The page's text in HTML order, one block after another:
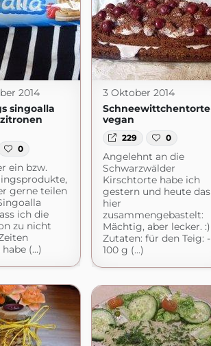
2014
singoalla
0
ein bzw.
gerne teilen
ich die
zu nicht
(...)
3 Oktober 2014
Schneewittchentorte
vegan
229 0
Angelehnt an die
Schwarzwälder
Kirschtorte habe ich
gestern und heute das
hier
zusammengebastelt:
Mächtig, aber lecker. :)
Zutaten: für den Teig: -
100 g (...)